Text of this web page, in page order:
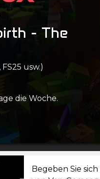
- The
usw.)
die Woche.
Begeben Sie